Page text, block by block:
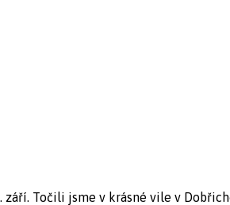
Točili jsme v krásné vile v